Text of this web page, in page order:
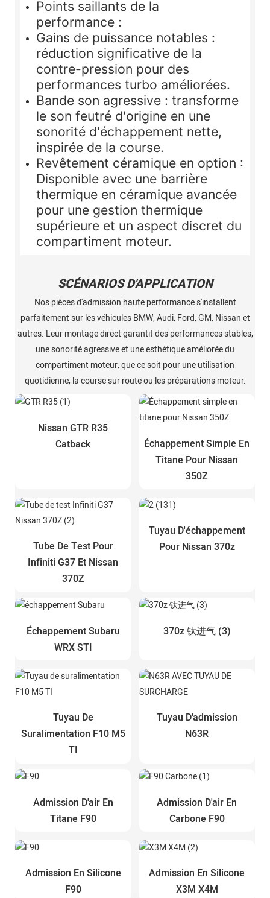
Points saillants de la
performance :
Gains de puissance notables :
réduction significative de la
contre-pression pour des
performances turbo améliorées.
Bande son agressive : transforme
le son feutré d'origine en une
sonorité d'échappement nette,
inspirée de la course.
Revêtement céramique en option :
Disponible avec une barrière
thermique en céramique avancée
pour une gestion thermique
supérieure et un aspect discret du
compartiment moteur.
SCÉNARIOS D'APPLICATION
Nos pièces d'admission haute performance s'installent
parfaitement sur les véhicules BMW, Audi, Ford, GM, Nissan et
autres. Leur montage direct garantit des performances stables,
une sonorité agressive et une esthétique améliorée du
compartiment moteur, que ce soit pour une utilisation
quotidienne, la course sur route ou les préparations moteur.
Nissan GTR R35
Catback
Échappement Simple En
Titane Pour Nissan
350Z
Tube De Test Pour
Infiniti G37 Et Nissan
370Z
Tuyau D'échappement
Pour Nissan 370z
Échappement Subaru
WRX STI
370z 钛进气 (3)
Tuyau De
Suralimentation F10 M5
TI
Tuyau D'admission
N63R
Admission D'air En
Titane F90
Admission D'air En
Carbone F90
Admission En Silicone
F90
Admission En Silicone
X3M X4M